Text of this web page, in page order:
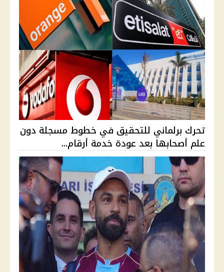
تحرك برلماني للتحقيق في خطوط مسجلة دون
علم أصحابها بعد عودة خدمة أرقام...